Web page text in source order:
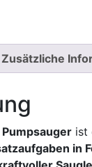
Zusätzliche
Pumpsauger ist
in